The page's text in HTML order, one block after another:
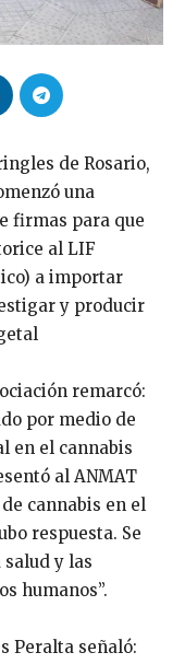
de Rosario,
una
firmas para que
al LIF
a importar
y producir
remarcó:
por medio de
en el cannabis
al ANMAT
cannabis en el
respuesta. Se
y las
humanos”.
Peralta señaló: